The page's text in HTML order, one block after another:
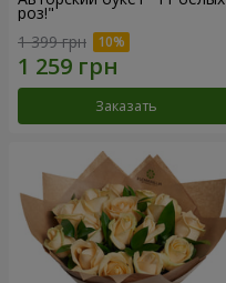
роз!"
1 399 грн
Заказать